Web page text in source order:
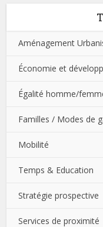
Aménagement
Économie et
Égalité homme/
Familles / Modes de
Mobilité
Temps & Education
Stratégie prospective
Services de proximité